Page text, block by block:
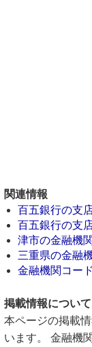
関連情報
百五銀行の支
百五銀行の支
津市の金融機
三重県の金融
金融機関コー
掲載情報について
本ページの掲載
います。 金融機